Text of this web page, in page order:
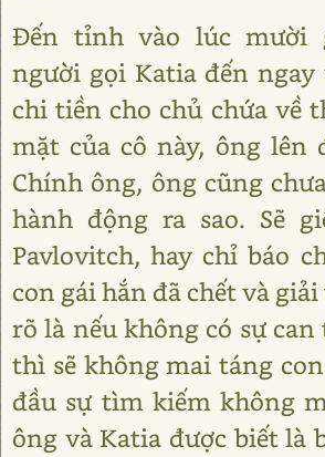
Đến tỉnh vào lúc mười
người gọi Katia đến ngay
chi tiền cho chủ chứa về
mặt của cô này, ông lên
Chính ông, ông cũng
hành động ra sao. Sẽ
Pavlovitch, hay chỉ báo
con gái hắn đã chết và
rõ là nếu không có sự
thì sẽ không mai táng
đầu sự tìm kiếm không
ông và Katia được biết là